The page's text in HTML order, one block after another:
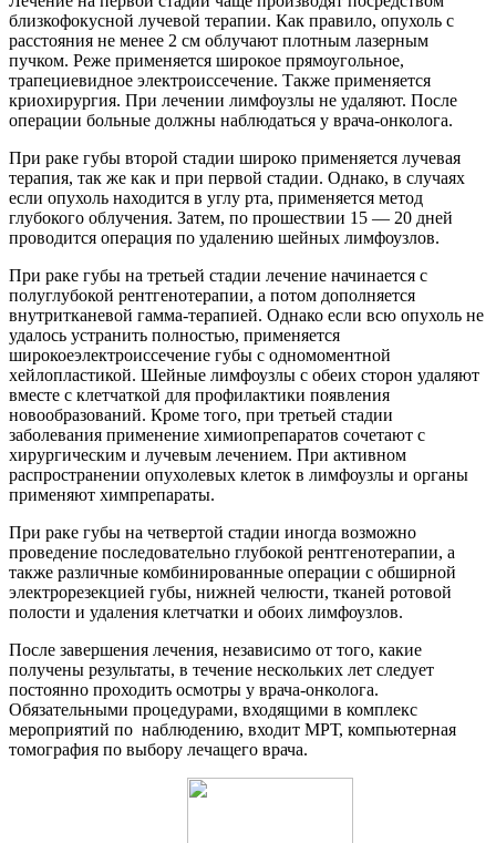
близкофокусной лучевой терапии. Как правило, опухоль с
расстояния не менее 2 см облучают плотным лазерным
пучком. Реже применяется широкое прямоугольное,
трапециевидное электроиссечение. Также применяется
криохирургия. При лечении лимфоузлы не удаляют. После
операции больные должны наблюдаться у врача-онколога.
При раке губы второй стадии широко применяется лучевая
терапия, так же как и при первой стадии. Однако, в случаях
если опухоль находится в углу рта, применяется метод
глубокого облучения. Затем, по прошествии 15 — 20 дней
проводится операция по удалению шейных лимфоузлов.
При раке губы на третьей стадии лечение начинается с
полуглубокой рентгенотерапии, а потом дополняется
внутритканевой гамма-терапией. Однако если всю опухоль не
удалось устранить полностью, применяется
широкоеэлектроиссечение губы с одномоментной
хейлопластикой. Шейные лимфоузлы с обеих сторон удаляют
вместе с клетчаткой для профилактики появления
новообразований. Кроме того, при третьей стадии
заболевания применение химиопрепаратов сочетают с
хирургическим и лучевым лечением. При активном
распространении опухолевых клеток в лимфоузлы и органы
применяют химпрепараты.
При раке губы на четвертой стадии иногда возможно
проведение последовательно глубокой рентгенотерапии, а
также различные комбинированные операции с обширной
электрорезекцией губы, нижней челюсти, тканей ротовой
полости и удаления клетчатки и обоих лимфоузлов.
После завершения лечения, независимо от того, какие
получены результаты, в течение нескольких лет следует
постоянно проходить осмотры у врача-онколога.
Обязательными процедурами, входящими в комплекс
мероприятий по наблюдению, входит МРТ, компьютерная
томография по выбору лечащего врача.